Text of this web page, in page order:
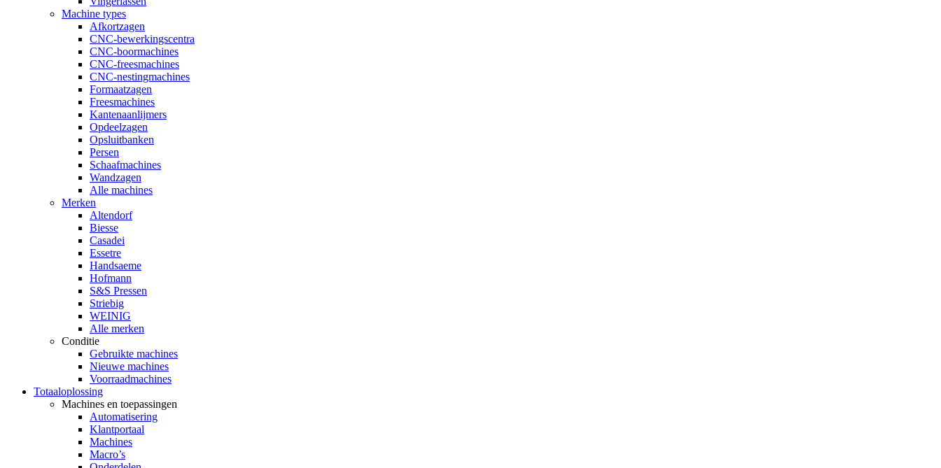
Machine types
Afkortzagen
CNC-bewerkingscentra
CNC-boormachines
CNC-freesmachines
CNC-nestingmachines
Formaatzagen
Freesmachines
Kantenaanlijmers
Opdeelzagen
Opsluitbanken
Persen
Schaafmachines
Wandzagen
Alle machines
Merken
Altendorf
Biesse
Casadei
Essetre
Handsaeme
Hofmann
S&S Pressen
Striebig
WEINIG
Alle merken
Conditie
Gebruikte machines
Nieuwe machines
Voorraadmachines
Totaaloplossing
Machines en toepassingen
Automatisering
Klantportaal
Machines
Macro’s